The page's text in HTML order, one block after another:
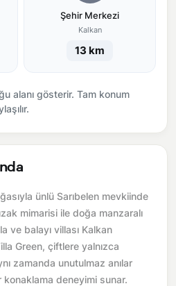
Şehir Merkezi
Kalkan
13 km
alanı gösterir. Tam konum
ünlü Sarıbelen mevkiinde
mimarisi ile doğa manzaralı
ve balayı villası Kalkan
Green, çiftlere yalnızca
zamanda unutulmaz anılar
deneyimi sunar.